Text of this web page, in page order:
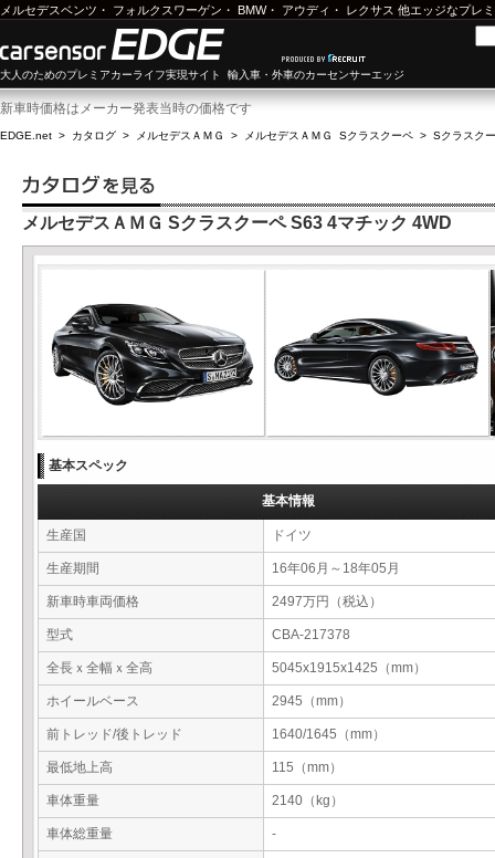
メルセデスベンツ ・ フォルクスワーゲン ・ BMW・ アウディ ・ レクサス 他エッジなプレ
大人のためのプレミアカーライフ実現サイト 輸入車・外車のカーセンサーエッジ
新車時価格はメーカー発表当時の価格です
EDGE.net > カタログ > メルセデスＡＭＧ > メルセデスＡＭＧ Sクラスクーペ > Sクラスク
メルセデスＡＭＧ Sクラスクーペ S63 4マチック 4WD
基本スペック
基本情報
生産国 ドイツ
生産期間 16年06月～18年05月
新車時車両価格 2497万円（税込）
型式 CBA-217378
全長ｘ全幅ｘ全高 5045x1915x1425（mm）
ホイールベース 2945（mm）
前トレッド/後トレッド 1640/1645（mm）
最低地上高 115（mm）
車体重量 2140（kg）
車体総重量 -